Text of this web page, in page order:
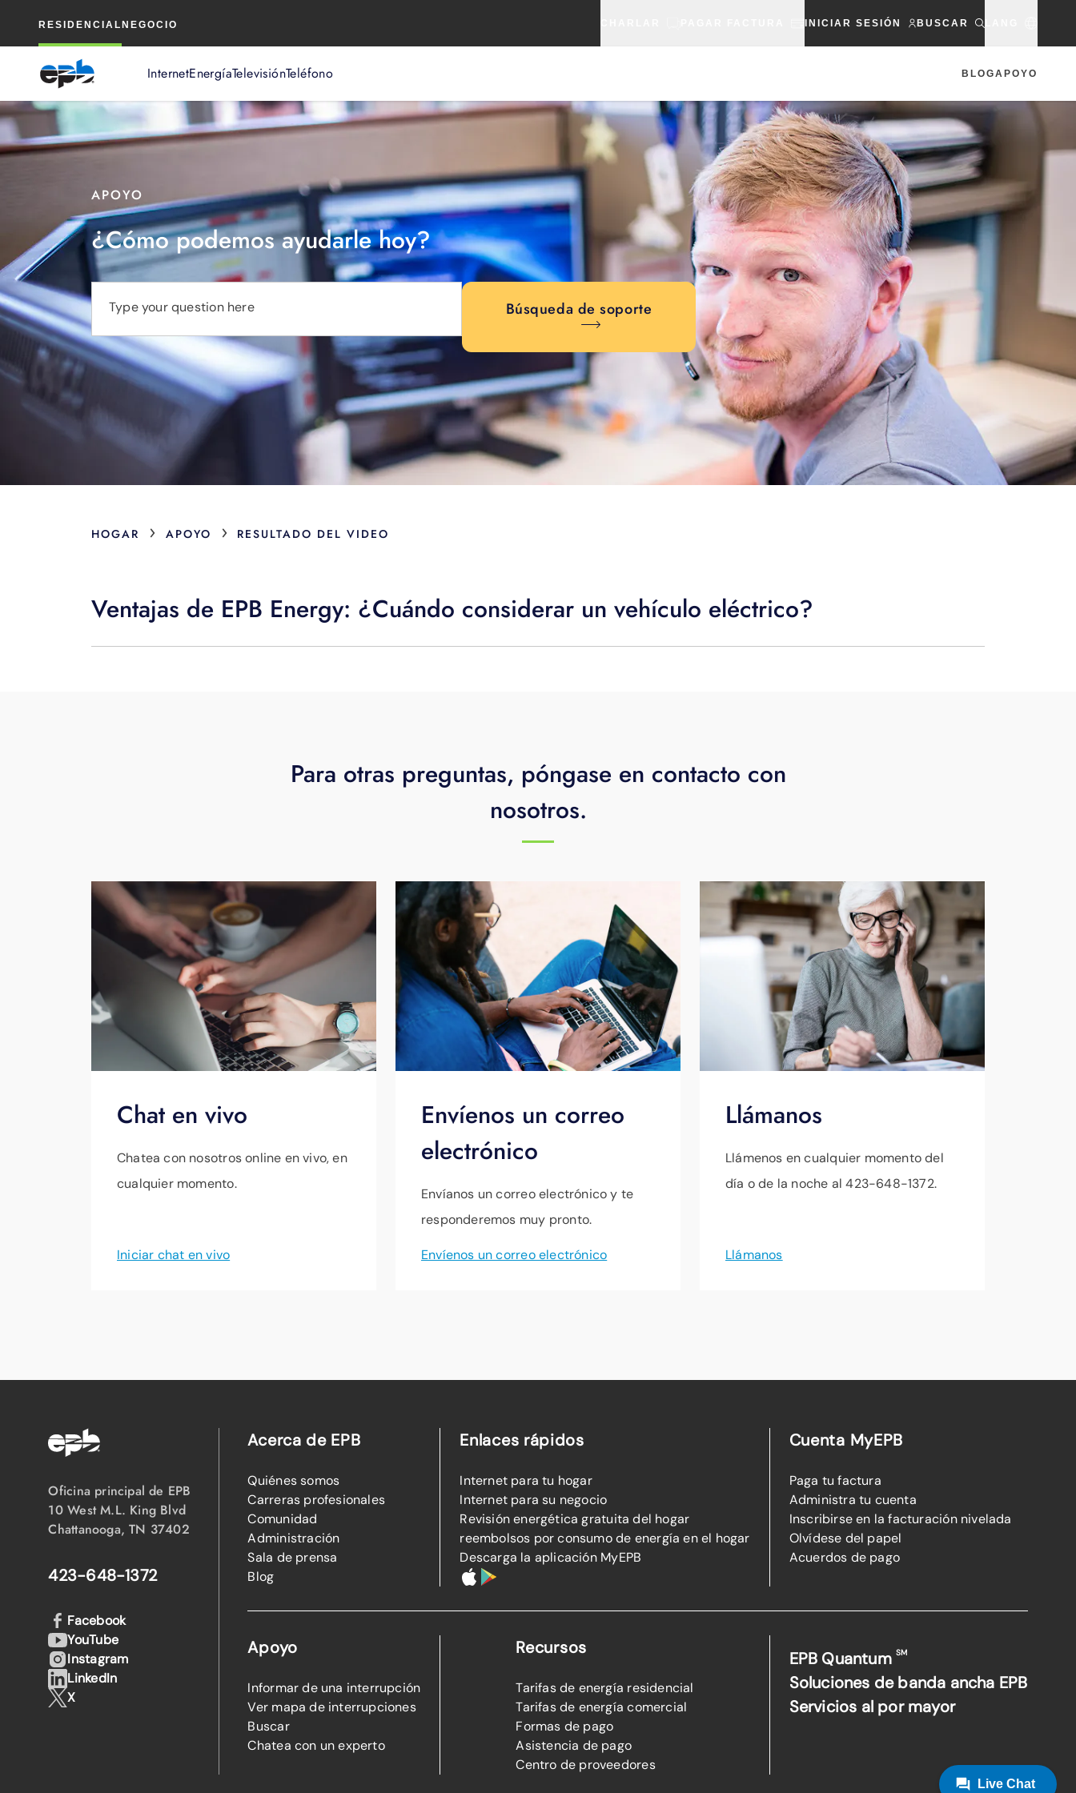
RESIDENCIAL NEGOCIO INICIAR SESIÓN BUSCAR
InternetEnergíaTelevisiónTeléfono BLOGAPOYO
principal
APOYO
¿Cómo podemos ayudarle hoy?
Type your question here Búsqueda de soporte
HOGAR › APOYO › RESULTADO DEL VIDEO
Ventajas de EPB Energy: ¿Cuándo considerar un vehículo eléctrico?
Para otras preguntas, póngase en contacto con
nosotros.
Chat en vivo
Chatea con nosotros online en vivo, en
cualquier momento.
Iniciar chat en vivo
Envíenos un correo
electrónico
Envíanos un correo electrónico y te
responderemos muy pronto.
Envíenos un correo electrónico
Llámanos
Llámenos en cualquier momento del
día o de la noche al 423-648-1372.
Llámanos
Oficina principal de EPB
10 West M.L. King Blvd
Chattanooga, TN 37402
423-648-1372
Acerca de EPB
Quiénes somos
Carreras profesionales
Comunidad
Administración
Sala de prensa
Blog
Enlaces rápidos
Internet para tu hogar
Internet para su negocio
Revisión energética gratuita del hogar
reembolsos por consumo de energía en el hogar
Descarga la aplicación MyEPB
Cuenta MyEPB
Paga tu factura
Administra tu cuenta
Inscribirse en la facturación nivelada
Olvídese del papel
Acuerdos de pago
Apoyo
Informar de una interrupción
Ver mapa de interrupciones
Buscar
Chatea con un experto
Recursos
Tarifas de energía residencial
Tarifas de energía comercial
Formas de pago
Asistencia de pago
Centro de proveedores
EPB QuantumSM
Soluciones de banda ancha EPB
Servicios al por mayor
Facebook
YouTube
Instagram
LinkedIn
X